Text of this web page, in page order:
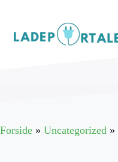
indhold
Forside » Uncategorized »